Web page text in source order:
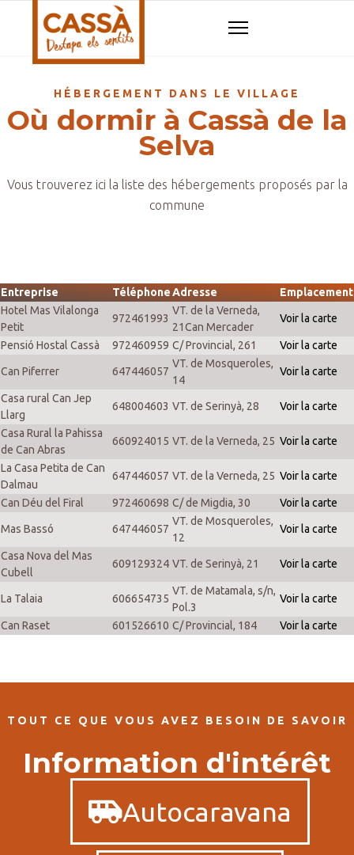
HÉBERGEMENT DANS LE VILLAGE
Où dormir à Cassà de la
Selva
Vous trouverez ici la liste des hébergements proposés par la
commune
Entreprise TéléphoneAdresse
Emplacement
Hotel Mas Vilalonga
Petit
972461993
VT. de la Verneda,
21Can Mercader
Voir la carte
Pensió Hostal Cassà 972460959 C/ Provincial, 261 Voir la carte
Can Piferrer 647446057
VT. de Mosqueroles,
14
Voir la carte
Casa rural Can Jep
Llarg
648004603 VT. de Serinyà, 28 Voir la carte
Casa Rural la Pahissa
de Can Abras
660924015 VT. de la Verneda, 25 Voir la carte
La Casa Petita de Can
Dalmau
647446057 VT. de la Verneda, 25 Voir la carte
Can Déu del Firal 972460698 C/ de Migdia, 30 Voir la carte
Mas Bassó 647446057
VT. de Mosqueroles,
12
Voir la carte
Casa Nova del Mas
Cubell
609129324 VT. de Serinyà, 21 Voir la carte
La Talaia 606654735
VT. de Matamala, s/n,
Pol.3
Voir la carte
Can Raset 601526610 C/ Provincial, 184 Voir la carte
TOUT CE QUE VOUS AVEZ BESOIN DE SAVOIR
Information d'intérêt
Autocaravana